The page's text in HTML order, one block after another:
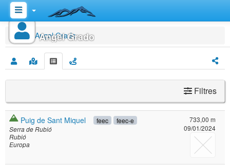
Inici Angel Grado
Angel Grado
Filtres
Puig de Sant Miquel
Serra de Rubió
Rubió
Europa
feec feec-e
733,00 m
09/01/2024